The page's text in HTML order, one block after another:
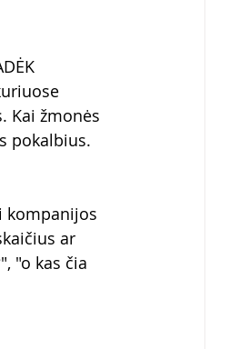
Kai žmonės
pokalbius.
kompanijos
ar
"o kas čia